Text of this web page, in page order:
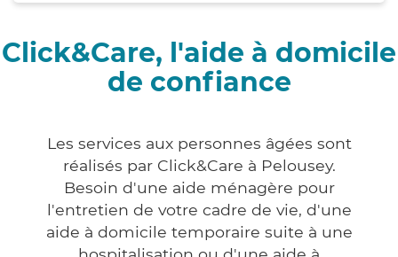
Click&Care, l'aide à domicile
de confiance
Les services aux personnes âgées sont
réalisés par Click&Care à Pelousey.
Besoin d'une aide ménagère pour
l'entretien de votre cadre de vie, d'une
aide à domicile temporaire suite à une